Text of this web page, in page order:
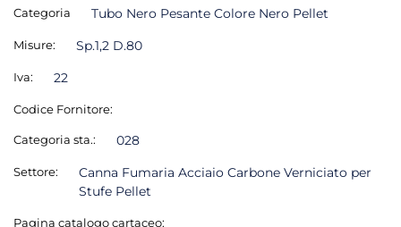
Categoria Tubo Nero Pesante Colore Nero Pellet
Misure: Sp.1,2 D.80
Iva: 22
Codice Fornitore:
Categoria sta.: 028
Settore:
Canna Fumaria Acciaio Carbone Verniciato per
Stufe Pellet
Pagina catalogo cartaceo: